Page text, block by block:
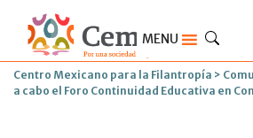
MENU
Centro Mexicano para la Filantropía >
a cabo el Foro Continuidad Educativa en